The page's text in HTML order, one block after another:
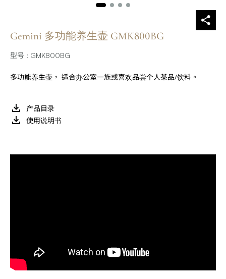
Gemini 多功能养生壶 GMK800BG
型号 : GMK800BG
多功能养生壶， 适合办公室一族或喜欢品尝个人茶品/饮料。
产品目录
使用说明书